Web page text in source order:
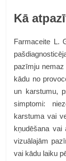
Kā
Farmaceite L.
pazīmju
kādu no
un karstumu,
simptomi:
karstuma vai
kņudēšana vai
vizuālajām
vai kādu laiku